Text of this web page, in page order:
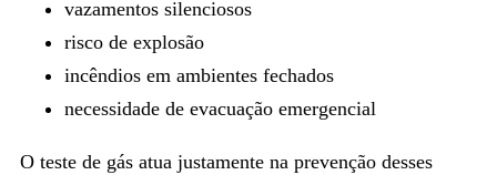
vazamentos silenciosos
risco de explosão
incêndios em ambientes fechados
necessidade de evacuação emergencial
O teste de gás atua justamente na prevenção desses